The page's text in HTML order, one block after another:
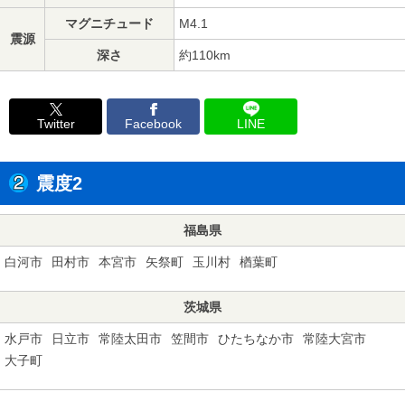
震源
マグニチュード M4.1
深さ 約110km
Twitter Facebook LINE
震度2
福島県
白河市 田村市 本宮市 矢祭町 玉川村 楢葉町
茨城県
水戸市 日立市 常陸太田市 笠間市 ひたちなか市
常陸大宮市
大子町